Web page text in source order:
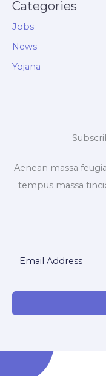
Categories
Jobs
News
Yojana
Aenean massa
tempus massa